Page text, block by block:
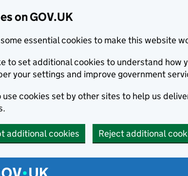
on GOV.UK
some essential cookies to make this website
to set additional cookies to understand how
your settings and improve government
use cookies set by other sites to help us
additional cookies Reject additional
menu